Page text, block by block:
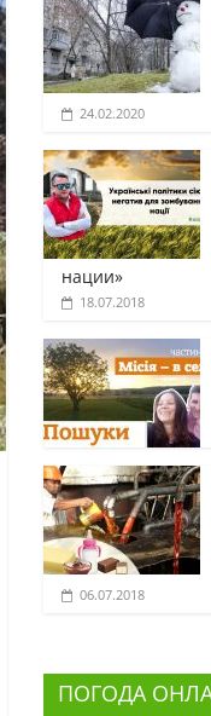
24.02.2020
нации»
18.07.2018
06.07.2018
ПОГОДА